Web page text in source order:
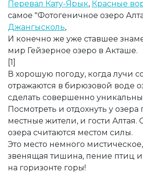
Перевал Кату-Ярык, Красные
самое "Фотогеничное озеро
Джангысколь,
И конечно же уже ставшее
мир Гейзерное озеро в Акташе.
[1]
В хорошую погоду, когда лучи
отражаются в бирюзовой воде
сделать совершенно
Посмотреть и отдохнуть у озера
местные жители, и гости Алтая.
озера считаются местом силы.
Это место немного
звенящая тишина, пение птиц
на горизонте горы!